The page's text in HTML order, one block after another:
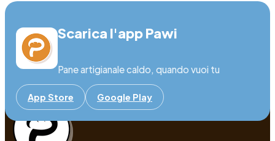
Scarica l'app Pawi
Pane artigianale caldo, quando vuoi tu
App Store Google Play